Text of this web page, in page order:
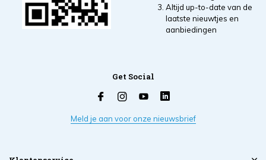
Altijd up-to-date van de
laatste nieuwtjes en
aanbiedingen
Get Social
Meld je aan voor onze nieuwsbrief